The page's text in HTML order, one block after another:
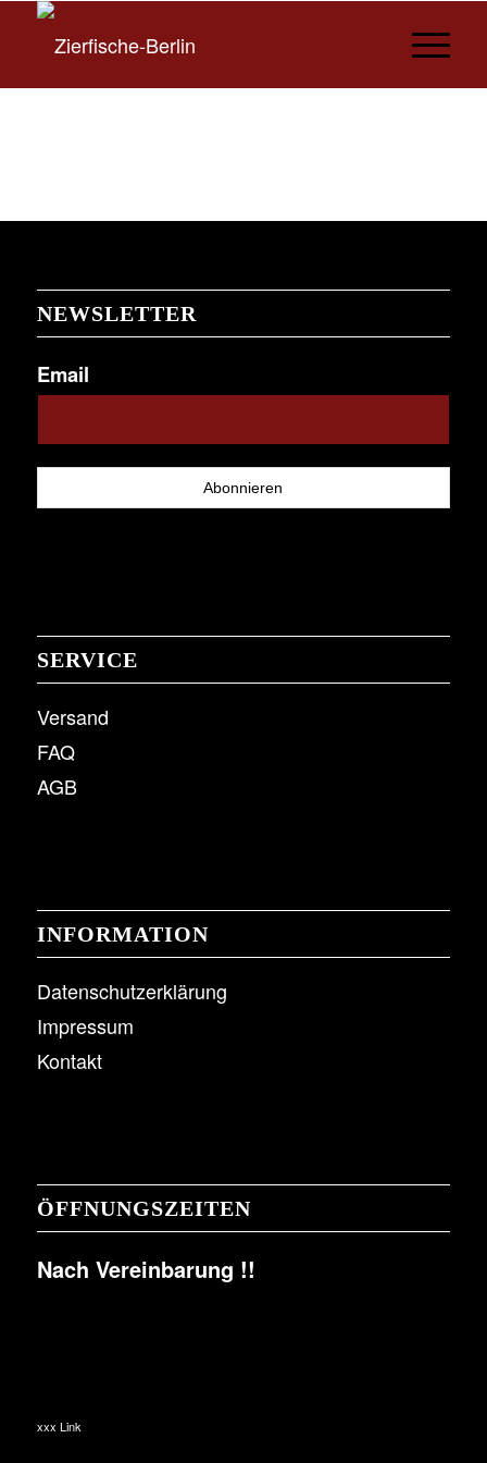
NEWSLETTER
Email
SERVICE
Versand
FAQ
AGB
INFORMATION
Datenschutzerklärung
Impressum
Kontakt
ÖFFNUNGSZEITEN
Nach Vereinbarung !!
xxx Link